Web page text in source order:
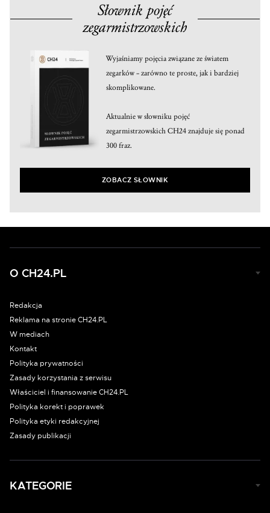
Słownik pojęć
zegarmistrzowskich
Wyjaśniamy pojęcia związane ze światem
zegarków – zarówno te proste, jak i bardziej
skomplikowane.
Aktualnie w słowniku pojęć
zegarmistrzowskich CH24 znajduje się ponad
300 fraz.
ZOBACZ SŁOWNIK
O CH24.PL
Redakcja
Reklama na stronie CH24.PL
W mediach
Kontakt
Polityka prywatności
Zasady korzystania z serwisu
Właściciel i finansowanie CH24.PL
Polityka korekt i poprawek
Polityka etyki redakcyjnej
Zasady publikacji
KATEGORIE